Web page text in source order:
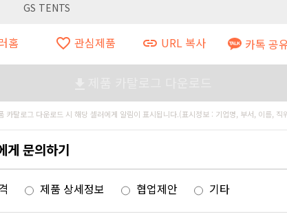
GS TENTS
홈 favorite_border 관심제품 link URL 복사 카톡 공
카탈로그 다운로드 시 해당 셀러에게 알림이 표시됩니다.(표시정보 : 기업명, 부서, 이름, 직
게 문의하기
제품 상세정보 협업제안 기타